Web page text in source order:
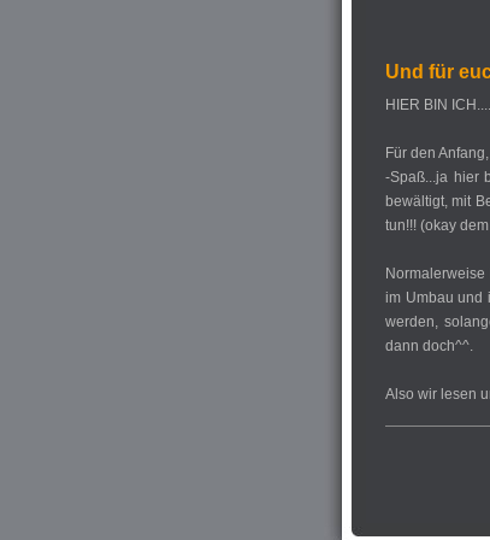
Und für
HIER BIN
Für den
-Spaß...ja hier
bewältigt, mit
tun!!! (okay
im Umbau und
werden,
dann doch^^.
Also wir lesen